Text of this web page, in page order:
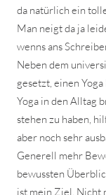
da natürlich ein
Man neigt da ja
wenns ans
Neben dem
gesetzt, einen
Yoga in den Alltag
stehen zu haben,
aber noch sehr
Generell mehr
bewussten
ist mein Ziel. Nicht